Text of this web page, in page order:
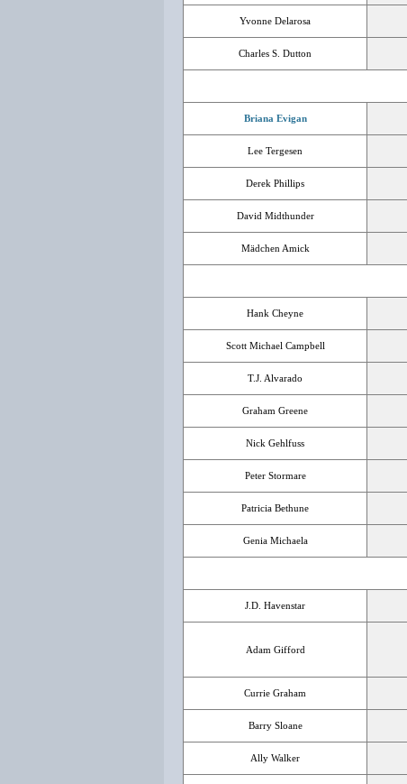
Yvonne Delarosa
Charles S. Dutton
Briana Evigan
Lee Tergesen
Derek Phillips
David Midthunder
Mädchen Amick
Hank Cheyne
Scott Michael Campbell
T.J. Alvarado
Graham Greene
Nick Gehlfuss
Peter Stormare
Patricia Bethune
Genia Michaela
J.D. Havenstar
Adam Gifford
Currie Graham
Barry Sloane
Ally Walker